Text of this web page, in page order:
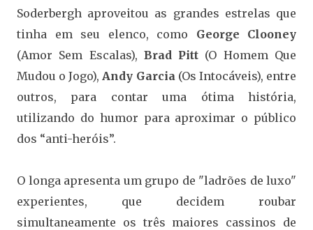
Soderbergh aproveitou as grandes estrelas que
tinha em seu elenco, como George Clooney
(Amor Sem Escalas), Brad Pitt (O Homem Que
Mudou o Jogo), Andy Garcia (Os Intocáveis), entre
outros, para contar uma ótima história,
utilizando do humor para aproximar o público
dos “anti-heróis”.
O longa apresenta um grupo de "ladrões de luxo"
experientes, que decidem roubar
simultaneamente os três maiores cassinos de